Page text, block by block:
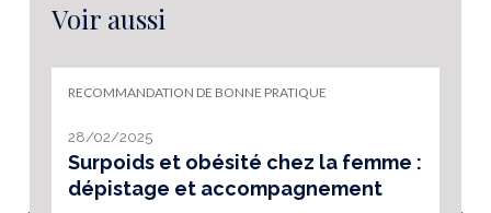
Voir aussi
RECOMMANDATION DE BONNE PRATIQUE
28/02/2025
Surpoids et obésité chez la femme :
dépistage et accompagnement